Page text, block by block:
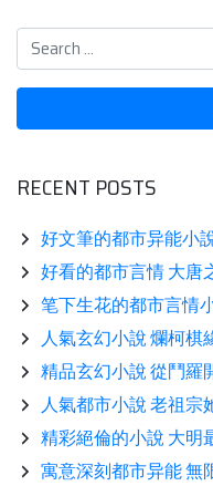
RECENT POSTS
好文筆的都市异能小說 信
好看的都市言情 大唐之
笔下生花的都市言情小說
人氣玄幻小說 爛柯
精品玄幻小說 從鬥羅開始
人氣都市小說 老祖宗她又美又颯
精彩絕倫的小說 大明最後
寓意深刻都市异能 無限